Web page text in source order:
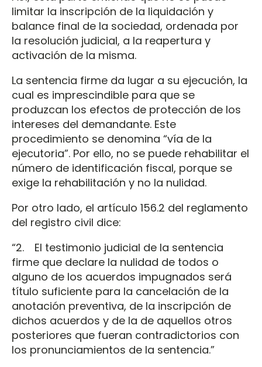
limitar la inscripción de la liquidación y
balance final de la sociedad, ordenada por
la resolución judicial, a la reapertura y
activación de la misma.
La sentencia firme da lugar a su ejecución, la
cual es imprescindible para que se
produzcan los efectos de protección de los
intereses del demandante. Este
procedimiento se denomina “vía de la
ejecutoria”. Por ello, no se puede rehabilitar el
número de identificación fiscal, porque se
exige la rehabilitación y no la nulidad.
Por otro lado, el artículo 156.2 del reglamento
del registro civil dice:
“2. El testimonio judicial de la sentencia
firme que declare la nulidad de todos o
alguno de los acuerdos impugnados será
título suficiente para la cancelación de la
anotación preventiva, de la inscripción de
dichos acuerdos y de la de aquellos otros
posteriores que fueran contradictorios con
los pronunciamientos de la sentencia.”